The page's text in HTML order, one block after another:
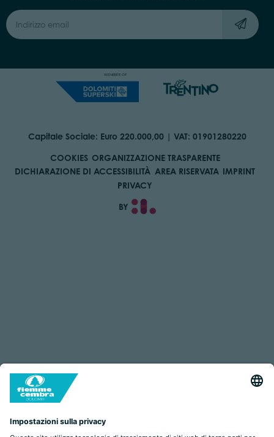
Capitale Sociale: Euro 220.000,00 | VAT: 01901280220
COOKIES ORGANIZZAZIONE TRASPARENTE
DICHIARAZIONE DI ACCESSIBILITÀ AREA RISERVATA IMPRINT
PRIVACY
BY